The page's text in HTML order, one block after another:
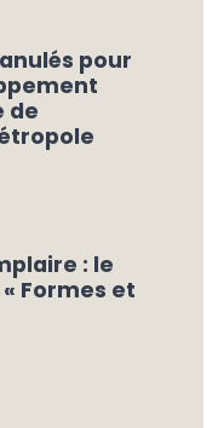
pour
de
: le
Formes et